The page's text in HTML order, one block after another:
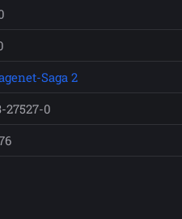
Saga 2
27527-0